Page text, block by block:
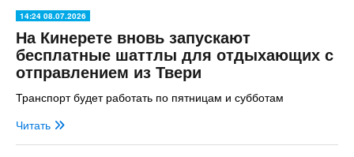
14:24 08.07.2026
На Кинерете вновь запускают
бесплатные шаттлы для отдыхающих с
отправлением из Твери
Транспорт будет работать по пятницам и субботам
Читать